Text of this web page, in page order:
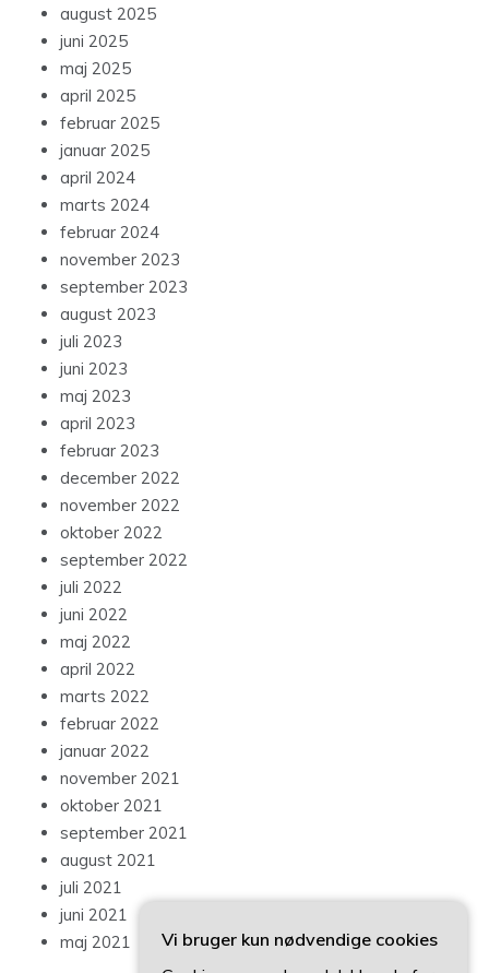
august 2025
juni 2025
maj 2025
april 2025
februar 2025
januar 2025
april 2024
marts 2024
februar 2024
november 2023
september 2023
august 2023
juli 2023
juni 2023
maj 2023
april 2023
februar 2023
december 2022
november 2022
oktober 2022
september 2022
juli 2022
juni 2022
maj 2022
april 2022
marts 2022
februar 2022
januar 2022
november 2021
oktober 2021
september 2021
august 2021
juli 2021
juni 2021
maj 2021
Vi bruger kun nødvendige cookies